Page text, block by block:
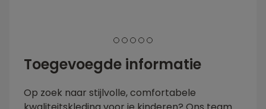
Toegevoegde informatie
Op zoek naar stijlvolle, comfortabele